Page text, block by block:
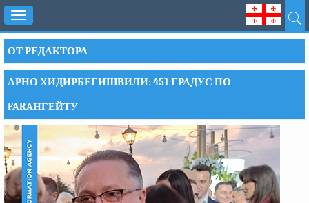
Toggle
navigation
ОТ РЕДАКТОРА
АРНО ХИДИРБЕГИШВИЛИ: 451 ГРАДУС ПО
FARAНГЕЙТУ